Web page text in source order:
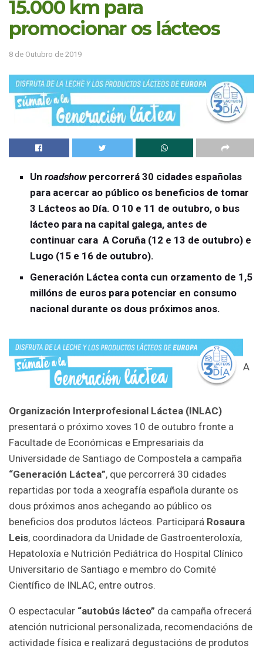
15.000 km para
promocionar os lácteos
8 de Outubro de 2019
Unroadshowpercorrerá 30 cidades españolas
para acercar ao público os beneficios de tomar
3 Lácteos ao Día. O 10 e 11 de outubro, o bus
lácteo para na capital galega, antes de
continuar cara A Coruña (12 e 13 de outubro) e
Lugo (15 e 16 de outubro).
Generación Láctea conta cun orzamento de 1,5
millóns de euros para potenciar en consumo
nacional durante os dous próximos anos.
A
Organización Interprofesional Láctea (INLAC)
presentará o próximo xoves 10 de outubro fronte a
Facultade de Económicas e Empresariais da
Universidade de Santiago de Compostela a campaña
“Generación Láctea”, que percorrerá 30 cidades
repartidas por toda a xeografía española durante os
dous próximos anos achegando ao público os
beneficios dos produtos lácteos. Participará Rosaura
Leis, coordinadora da Unidade de Gastroenteroloxía,
Hepatoloxía e Nutrición Pediátrica do Hospital Clínico
Universitario de Santiago e membro do Comité
Científico de INLAC, entre outros.
O espectacular “autobús lácteo” da campaña ofrecerá
atención nutricional personalizada, recomendacións de
actividade física e realizará degustacións de produtos